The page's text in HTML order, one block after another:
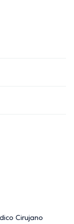
Cirujano